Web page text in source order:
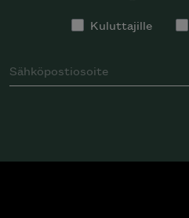
Kuluttajille